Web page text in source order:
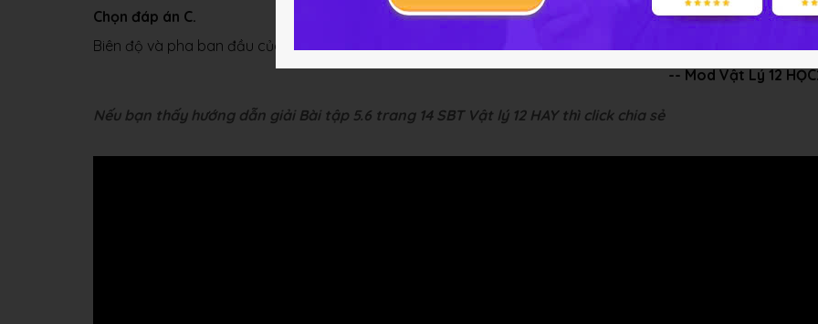
Chọn đáp án C.
Biên độ và pha ban đầu của dao động tổng hợp là 7,1 cm ; π/2 rad.
-- Mod Vật Lý 12
Nếu bạn thấy hướng dẫn giải Bài tập 5.6 trang 14 SBT Vật lý 12 HAY thì click chia sẻ